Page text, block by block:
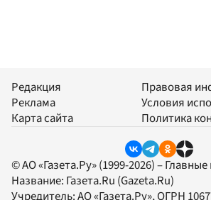
Редакция
Реклама
Карта сайта
Правовая
Условия
Политика
© АО «Газета.Ру» (1999-2026) –
Название: Газета.Ru (Gazeta.Ru)
Учредитель:АО «Газета.Ру», ОГРН